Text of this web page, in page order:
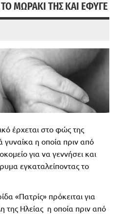
ΜΩΡΆΚΙ ΤΗΣ ΚΑΙ ΈΦΥΓΕ
έρχεται στο φώς της
η οποία πριν από
για να γεννήσει και
εγκαταλείποντας το
«Πατρίς» πρόκειται για
της Ηλείας η οποία πριν από